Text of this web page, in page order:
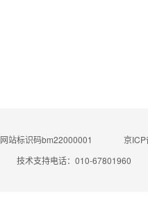
网站标识码bm22000001
京
技术支持电话：010-67801960